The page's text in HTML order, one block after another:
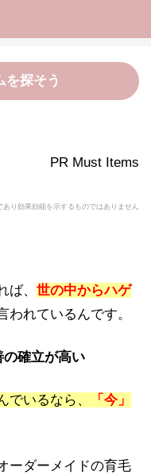
を探そう
PR Must Items
り効果効能を示するものではありません
、 世の中からハゲ
われているんです。
の確立が高い
でいるなら、
「今」
ーダーメイドの育毛